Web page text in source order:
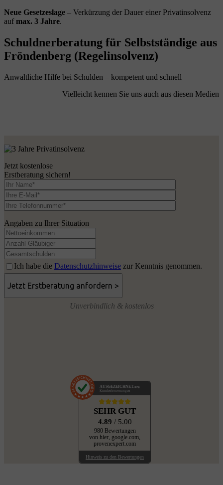
Neue Gesetzeslage – Verkürzung der Dauer einer Privatinsolvenz
aufmax. 3 Jahre.
Schuldnerberatung für Selbstständige aus
Fröndenberg (Regelinsolvenz)
Anwaltliche Hilfe bei Schulden – kompetent und schnell
Vielleicht kennen Sie uns auch aus diesen Medien
Jetzt kostenlose
Erstberatung sichern!
Angaben zu Ihrer Situation
Ich habe die Datenschutzhinweise zur Kenntnis genommen.
Unverbindlich & kostenlos
AUSGEZEICHNET .org
Kundenbewertungen
SEHR GUT
4.89 / 5.00
980 Bewertungen
von hier, google.com,
provenexpert.com
Hinweis zu den Bewertungen